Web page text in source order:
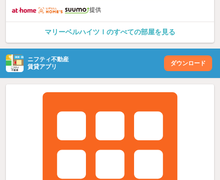
提供
マリーベルハイツＩのすべての部屋を見る
ニフティ不動産
賃貸アプリ
ダウンロード